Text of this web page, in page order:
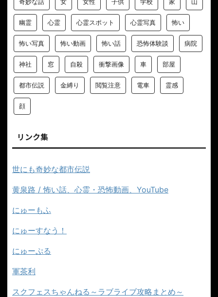
幽霊 心霊 心霊スポット 心霊写真 怖い
怖い写真 怖い動画 怖い話 恐怖体験談 病院
神社 窓 自殺 衝撃画像 車 部屋
都市伝説 金縛り 閲覧注意 電車 霊感
顔
リンク集
世にも奇妙な都市伝説
黄泉路 / 怖い話、心霊・恐怖動画、YouTube
にゅーもふ
にゅーすなう！
にゅーぷる
軍茶利
スクフェスちゃんねる～ラブライブ攻略まとめ～